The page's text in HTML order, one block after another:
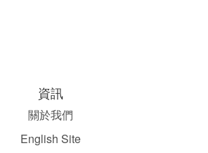
資訊
關於我們
English Site